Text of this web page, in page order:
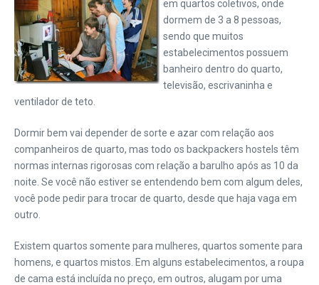
em quartos coletivos, onde
dormem de 3 a 8 pessoas,
sendo que muitos
estabelecimentos possuem
banheiro dentro do quarto,
televisão, escrivaninha e
ventilador de teto.
Dormir bem vai depender de sorte e azar com relação aos
companheiros de quarto, mas todo os backpackers hostels têm
normas internas rigorosas com relação a barulho após as 10 da
noite. Se você não estiver se entendendo bem com algum deles,
você pode pedir para trocar de quarto, desde que haja vaga em
outro.
Existem quartos somente para mulheres, quartos somente para
homens, e quartos mistos. Em alguns estabelecimentos, a roupa
de cama está incluída no preço, em outros, alugam por uma